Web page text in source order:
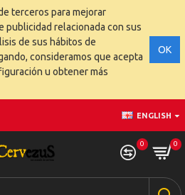
terceros para mejorar
publicidad relacionada con sus
de sus hábitos de
consideramos que acepta
u obtener más
OK
ENGLISH
0 0